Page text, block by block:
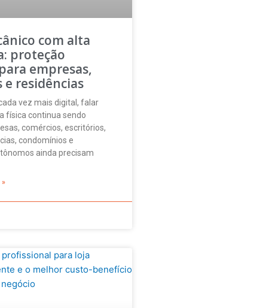
com alta
proteção
empresas,
e residências
vez mais digital, falar
física continua sendo
comércios, escritórios,
condomínios e
ainda precisam
»